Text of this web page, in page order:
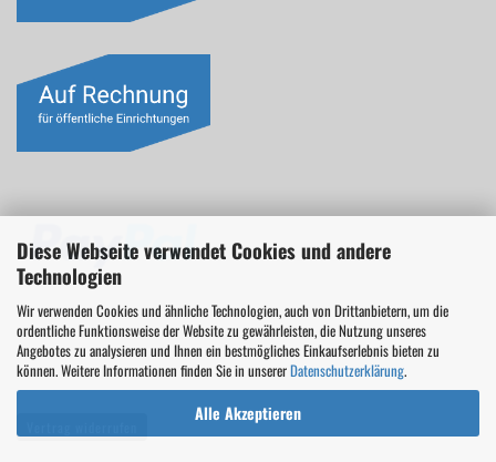
Diese Webseite verwendet Cookies und andere
Technologien
Wir verwenden Cookies und ähnliche Technologien, auch von Drittanbietern, um die
ordentliche Funktionsweise der Website zu gewährleisten, die Nutzung unseres
Angebotes zu analysieren und Ihnen ein bestmögliches Einkaufserlebnis bieten zu
können. Weitere Informationen finden Sie in unsererDatenschutzerklärung.
Alle Akzeptieren